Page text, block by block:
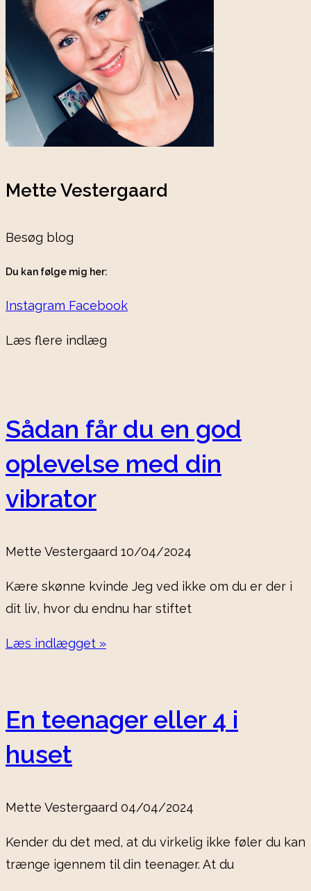
Mette Vestergaard
Besøg blog
Du kan følge mig her:
Instagram Facebook
Læs flere indlæg
Sådan får du en god
oplevelse med din
vibrator
Mette Vestergaard 10/04/2024
Kære skønne kvinde Jeg ved ikke om du er der i
dit liv, hvor du endnu har stiftet
Læs indlægget »
En teenager eller 4 i
huset
Mette Vestergaard 04/04/2024
Kender du det med, at du virkelig ikke føler du kan
trænge igennem til din teenager. At du